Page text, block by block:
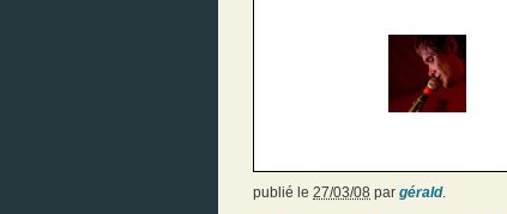
publié le 27/03/08 par gérald.